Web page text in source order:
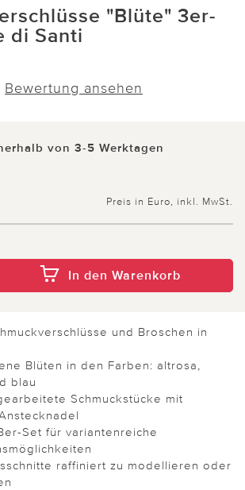
"Blüte" 3er-
di Santi
Bewertung ansehen
von 3-5 Werktagen
Preis in Euro, inkl. MwSt.
In den Warenkorb
und Broschen in
Blüten in den Farben: altrosa,
blau
Schmuckstücke mit
Set für variantenreiche
raffiniert zu modellieren oder